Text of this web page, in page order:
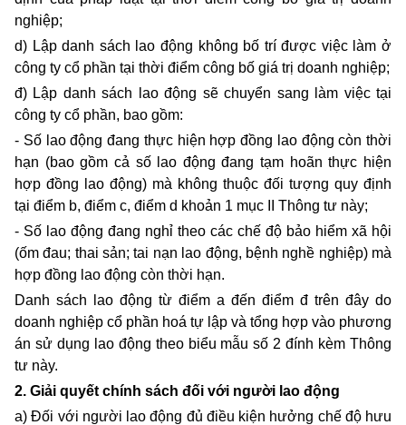
nghiệp;
d) Lập danh sách lao động không bố trí được việc làm ở
công ty cổ phần tại thời điểm công bố giá trị doanh nghiệp;
đ) Lập danh sách lao động sẽ chuyển sang làm việc tại
công ty cổ phần, bao gồm:
- Số lao động đang thực hiện hợp đồng lao động còn thời
hạn (bao gồm cả số lao động đang tạm hoãn thực hiện
hợp đồng lao động) mà không thuộc đối tượng quy định
tại điểm b, điểm c, điểm d khoản 1 mục II Thông tư này;
- Số lao động đang nghỉ theo các chế độ bảo hiểm xã hội
(ốm đau; thai sản; tai nạn lao động, bệnh nghề nghiệp) mà
hợp đồng lao động còn thời hạn.
Danh sách lao động từ điểm a đến điểm đ trên đây do
doanh nghiệp cổ phần hoá tự lập và tổng hợp vào phương
án sử dụng lao động theo biểu mẫu số 2 đính kèm Thông
tư này.
2. Giải quyết chính sách đối với người lao động
a) Đối với người lao động đủ điều kiện hưởng chế độ hưu